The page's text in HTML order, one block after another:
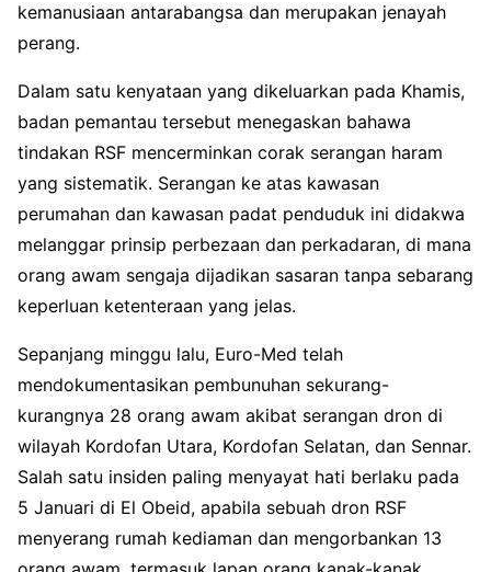
kemanusiaan antarabangsa dan merupakan jenayah
perang.
Dalam satu kenyataan yang dikeluarkan pada Khamis,
badan pemantau tersebut menegaskan bahawa
tindakan RSF mencerminkan corak serangan haram
yang sistematik. Serangan ke atas kawasan
perumahan dan kawasan padat penduduk ini didakwa
melanggar prinsip perbezaan dan perkadaran, di mana
orang awam sengaja dijadikan sasaran tanpa sebarang
keperluan ketenteraan yang jelas.
Sepanjang minggu lalu, Euro-Med telah
mendokumentasikan pembunuhan sekurang-
kurangnya 28 orang awam akibat serangan dron di
wilayah Kordofan Utara, Kordofan Selatan, dan Sennar.
Salah satu insiden paling menyayat hati berlaku pada
5 Januari di El Obeid, apabila sebuah dron RSF
menyerang rumah kediaman dan mengorbankan 13